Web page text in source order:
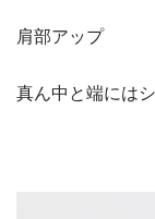
肩部アップ
真ん中と端には